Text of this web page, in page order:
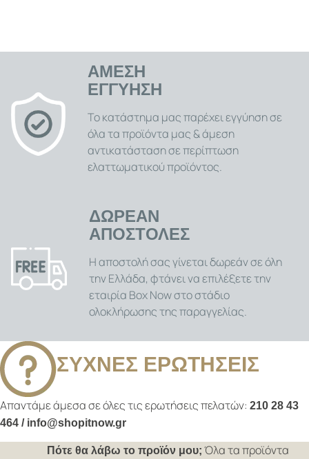
ΑΜΕΣΗ
ΕΓΓΥΗΣΗ
Το κατάστημα μας παρέχει εγγύηση σε
όλα τα προϊόντα μας & άμεση
αντικατάσταση σε περίπτωση
ελαττωματικού προϊόντος.
ΔΩΡΕΑΝ
ΑΠΟΣΤΟΛΕΣ
Η αποστολή σας γίνεται δωρεάν σε όλη
την Ελλάδα, φτάνει να επιλέξετε την
εταιρία Box Now στο στάδιο
ολοκλήρωσης της παραγγελίας.
ΣΥΧΝΕΣ ΕΡΩΤΗΣΕΙΣ
Απαντάμε άμεσα σε όλες τις ερωτήσεις πελατών: 210 28 43
464 / info@shopitnow.gr
Πότε θα λάβω το προϊόν μου; Όλα τα προϊόντα